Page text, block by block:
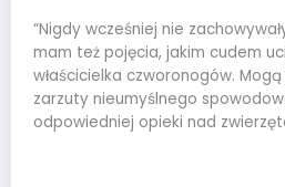
“Nigdy wcześniej nie
mam też pojęcia, jakim cudem
właścicielka czworonogów.
zarzuty nieumyślnego
odpowiedniej opieki nad